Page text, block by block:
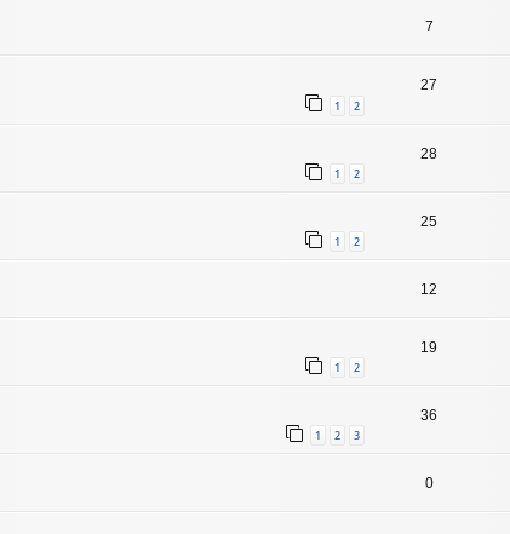
7
1 2
27
1 2
28
1 2
25
12
1 2
19
1 2 3
36
0